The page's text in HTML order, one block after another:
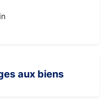
aux biens